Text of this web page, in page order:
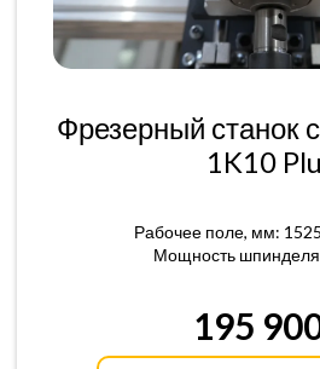
Фрезерный станок
1K10
Рабочее поле, мм:
Мощность
195